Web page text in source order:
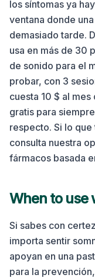
los síntomas ya
ventana donde
demasiado tarde.
usa en más de 30
de sonido para el
probar, con 3
cuesta 10 $ al
gratis para
respecto. Si lo
consulta nuestra
fármacos basada
When to use
Si sabes con
importa sentir
apoyan en una
para la